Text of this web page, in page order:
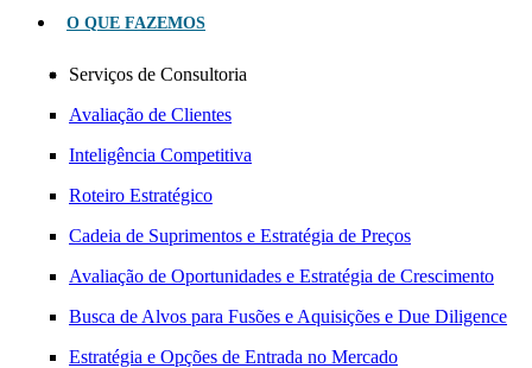
O QUE FAZEMOS
Serviços de Consultoria
Avaliação de Clientes
Inteligência Competitiva
Roteiro Estratégico
Cadeia de Suprimentos e Estratégia de Preços
Avaliação de Oportunidades e Estratégia de Crescimento
Busca de Alvos para Fusões e Aquisições e Due Diligence
Estratégia e Opções de Entrada no Mercado